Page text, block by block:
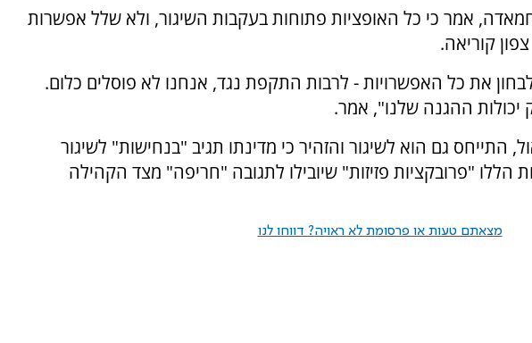
אמר כי כל האופציות פתוחות בעקבות השיגור, ולא שלל אפשרות
קוריאה.
את כל האפשרויות - לרבות התקפת נגד, אנחנו לא פוסלים כלום.
יכולות ההגנה שלנו", אמר.
התייחס גם הוא לשיגור והזהיר כי מדינתו תגיב "בנחישות" לשיגור
הללו "פרובקציות פזיזות" שיובילו לתגובה "חריפה" מצד הקהילה
מצאתם טעות או פרסומת לא ראויה? דווחו לנו